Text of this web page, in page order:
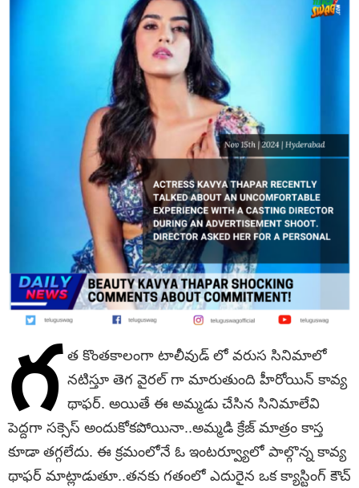
గ త కొంతకాలంగా టాలీవుడ్ లో వ‌రుస సినిమాలో
నటిస్తూ తెగ వైరల్ గా మారుతుంది హీరోయిన్ కావ్య
థాఫర్. అయితే ఈ అమ్మ‌డు చేసిన సినిమాలేవి
పెద్దగా సక్సెస్ అందుకోకపోయినా..అమ్మడి క్రేజ్ మాత్రం కాస్త
కూడా తగ్గలేదు. ఈ క్రమంలోనే ఓ ఇంట‌ర్వ్యూలో పాల్గొన్న కావ్య
థాఫ‌ర్ మాట్లాడుతూ..తనకు గతంలో ఎదురైన‌ ఒక క్యాస్టింగ్ కౌచ్